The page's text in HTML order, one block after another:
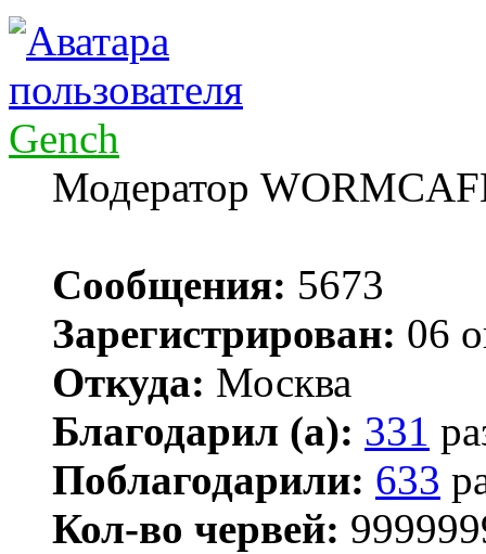
Gench
Модератор
Сообщения: 5673
Зарегистрирован: 06
Откуда: Москва
Благодарил (а): 331
Поблагодарили: 633
Кол-во червей: